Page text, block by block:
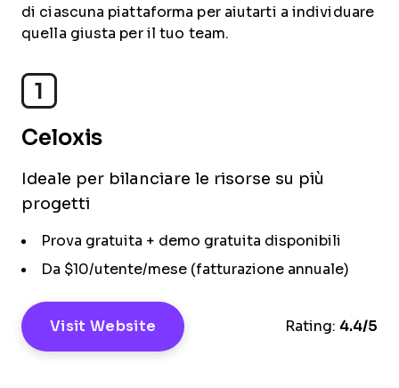
di ciascuna piattaforma per aiutarti a individuare
quella giusta per il tuo team.
1
Celoxis
Ideale per bilanciare le risorse su più
progetti
Prova gratuita + demo gratuita disponibili
Da $10/utente/mese (fatturazione annuale)
Visit Website Rating: 4.4/5